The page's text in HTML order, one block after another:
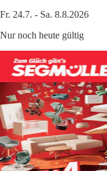
Fr. 24.7. - Sa. 8.8.2026
Nur noch heute gültig